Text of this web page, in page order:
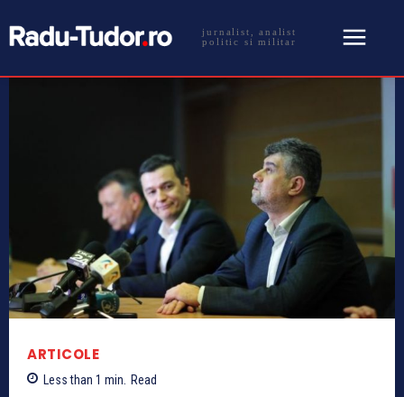
jurnalist, analist
politic si militar
ARTICOLE
Less than 1 min. Read